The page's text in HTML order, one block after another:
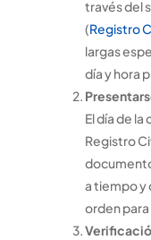
través del
(Registro
largas
día y hora
El día de la
Registro
a tiempo y
orden